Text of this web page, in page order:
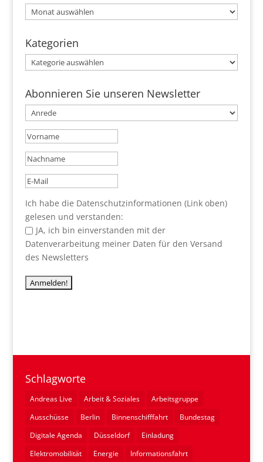
Archive
Kategorien
Kategorien
Abonnieren Sie unseren Newsletter
Ich habe die Datenschutzinformationen (Link oben)
gelesen und verstanden:
JA, ich bin einverstanden mit der
Datenverarbeitung meiner Daten für den Versand
des Newsletters
Schlagworte
Andreas Live Arbeit & Soziales
Arbeitsgruppe
Ausschüsse
Berlin Binnenschifffahrt
Bundestag
Digitale Agenda
Düsseldorf
Einladung
Elektromobilität
Energie
Informationsfahrt